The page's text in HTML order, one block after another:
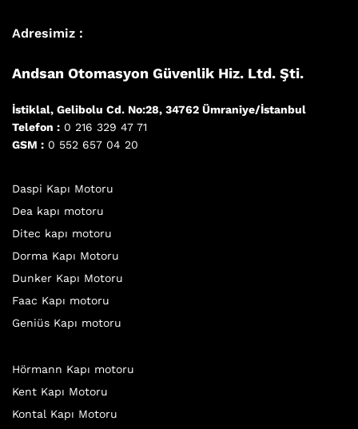
Adresimiz :
Andsan Otomasyon Güvenlik Hiz. Ltd. Şti.
İstiklal, Gelibolu Cd. No:28, 34762 Ümraniye/İstanbul
Telefon : 0 216 329 47 71
GSM : 0 552 657 04 20
Daspi Kapı Motoru
Dea kapı motoru
Ditec kapı motoru
Dorma Kapı Motoru
Dunker Kapı Motoru
Faac Kapı motoru
Geniüs Kapı motoru
Hörmann Kapı motoru
Kent Kapı Motoru
Kontal Kapı Motoru